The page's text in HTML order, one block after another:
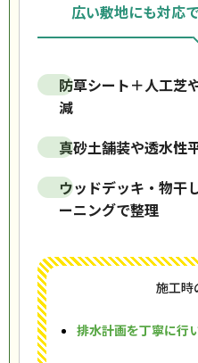
広い敷地にも対応
防草シート＋人工芝
減
真砂土舗装や透水性
ウッドデッキ・物干
ーニングで整理
施工時
排水計画を丁寧に行